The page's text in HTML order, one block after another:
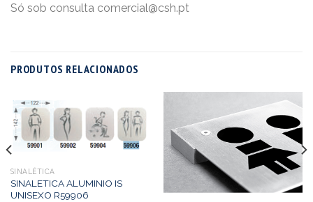
Só sob consulta comercial@csh.pt
PRODUTOS RELACIONADOS
SINALÉTICA
SINALETICA ALUMINIO IS
UNISEXO R59906